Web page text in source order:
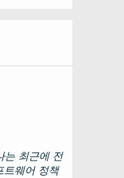
는 최근에 전
트웨어 정책